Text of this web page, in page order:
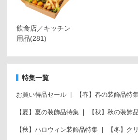
飲食店／キッチン
用品(281)
特集一覧
お買い得品セール 【春】春の装飾品特
【夏】夏の装飾品特集 【秋】秋の装飾
【秋】ハロウィン装飾品特集 【冬】ク